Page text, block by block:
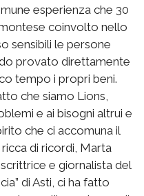
esperienza che 30
coinvolto nello
sensibili le persone
provato direttamente
tempo i propri beni.
che siamo Lions,
e ai bisogni altrui e
che ci accomuna il
ricca di ricordi, Marta
e giornalista del
di Asti, ci ha fatto